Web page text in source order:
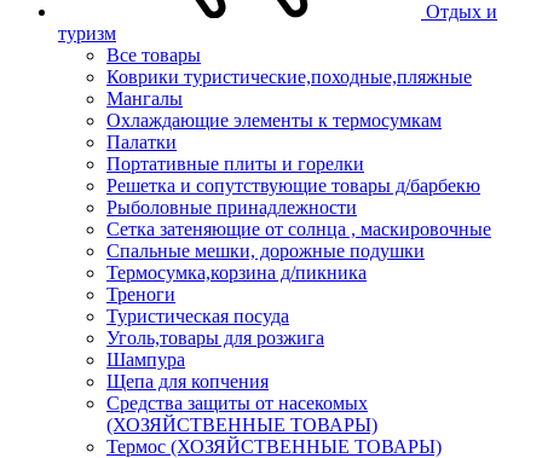
Отдых и
туризм
Все товары
Коврики туристические,походные,пляжные
Мангалы
Охлаждающие элементы к термосумкам
Палатки
Портативные плиты и горелки
Решетка и сопутствующие товары д/барбекю
Рыболовные принадлежности
Сетка затеняющие от солнца , маскировочные
Спальные мешки, дорожные подушки
Термосумка,корзина д/пикника
Треноги
Туристическая посуда
Уголь,товары для розжига
Шампура
Щепа для копчения
Средства защиты от насекомых
(ХОЗЯЙСТВЕННЫЕ ТОВАРЫ)
Термос (ХОЗЯЙСТВЕННЫЕ ТОВАРЫ)